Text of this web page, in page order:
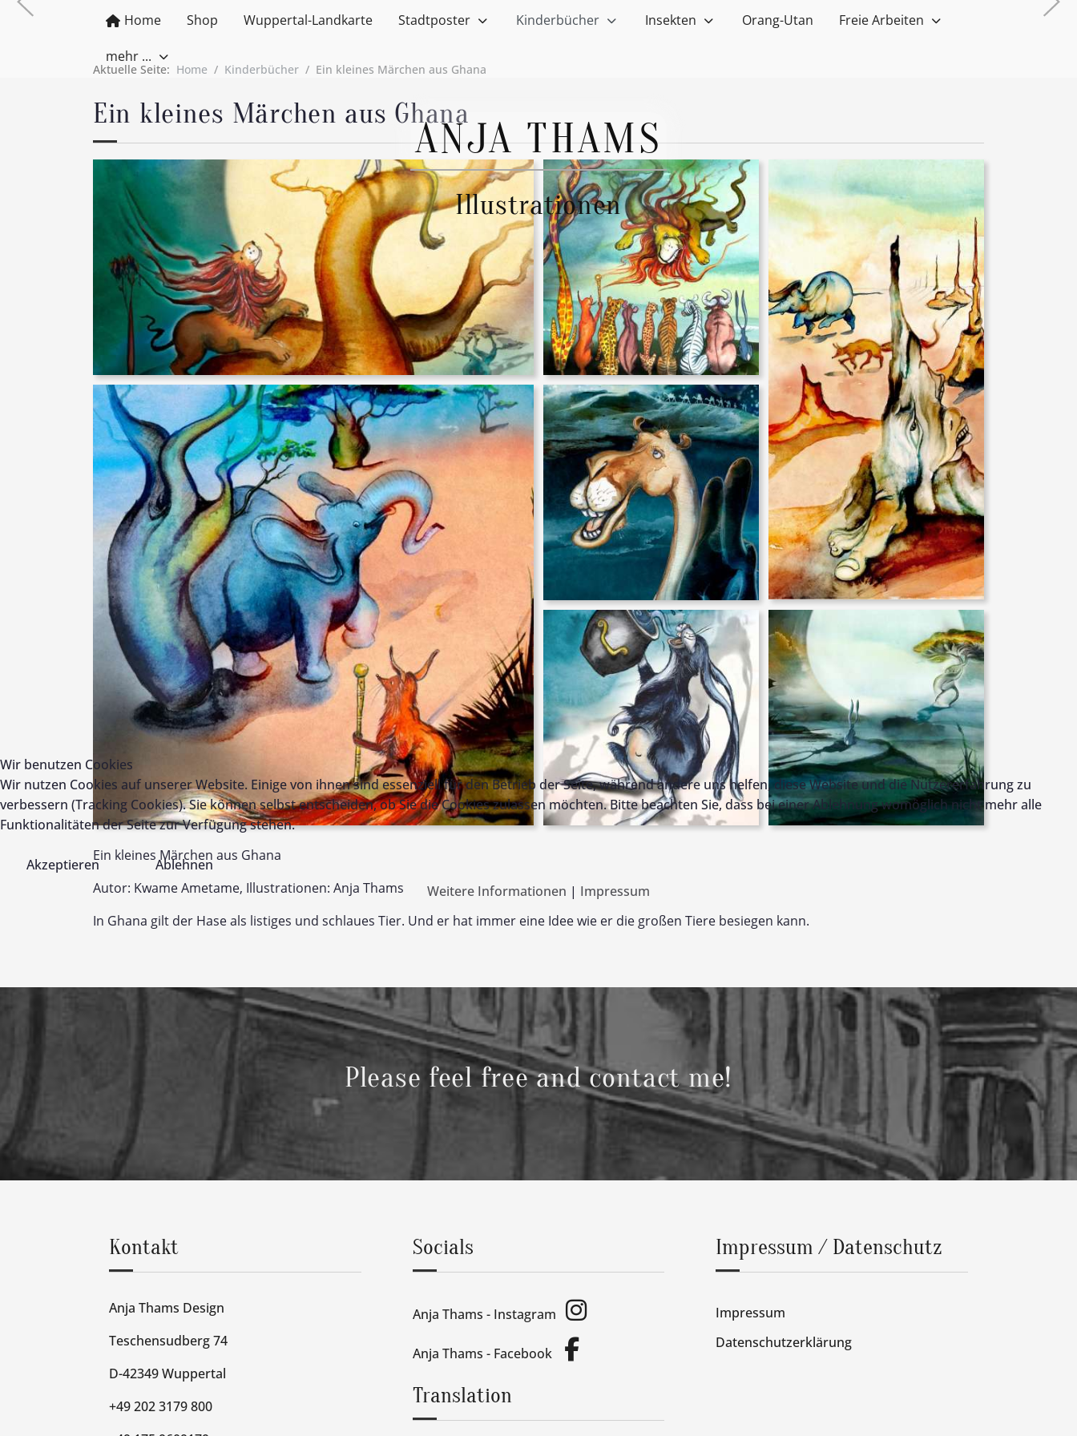
Home Shop Wuppertal-Landkarte Stadtposter Kinderbücher Insekten Orang-Utan Freie Arbeiten
mehr ...
ANJA THAMS
Illustrationen
Aktuelle Seite: Home Kinderbücher Ein kleines Märchen aus Ghana
Ein kleines Märchen aus Ghana
Ein kleines Märchen aus Ghana
Autor: Kwame Ametame, Illustrationen: Anja Thams
In Ghana gilt der Hase als listiges und schlaues Tier. Und er hat immer eine Idee wie er die großen Tiere besiegen kann.
Please feel free and contact me!
Kontakt
Anja Thams Design
Teschensudberg 74
D-42349 Wuppertal
+49 202 3179 800
Socials
Anja Thams - Instagram
Anja Thams - Facebook
Translation
Impressum / Datenschutz
Impressum
Datenschutzerklärung
Wir benutzen Cookies
Wir nutzen Cookies auf unserer Website. Einige von ihnen sind essenziell für den Betrieb der Seite, während andere uns helfen, diese Website und die Nutzererfahrung zu
verbessern (Tracking Cookies). Sie können selbst entscheiden, ob Sie die Cookies zulassen möchten. Bitte beachten Sie, dass bei einer Ablehnung womöglich nicht mehr alle
Funktionalitäten der Seite zur Verfügung stehen.
Akzeptieren
Ablehnen
Weitere Informationen | Impressum